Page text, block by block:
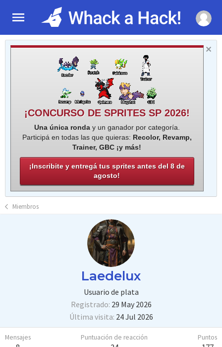
¡CONCURSO DE SPRITES SP 2026!
Una única ronday un ganador por categoría.
Participá en todas las que quieras: Recolor, Revamp,
Trainer, GBC ¡y más!
¡Inscribite y entregá tus sprites antes del 8 de
agosto!
Miembros
Laedelux
Usuario de plata
Registrado 29 May 2026
Última visita 24 Jul 2026
Mensajes Puntuación de reacción Puntos